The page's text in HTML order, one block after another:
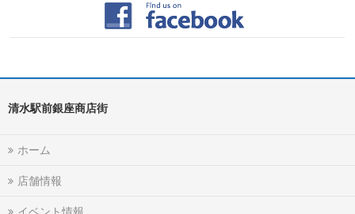
清水駅前銀座商店街
ホーム
店舗情報